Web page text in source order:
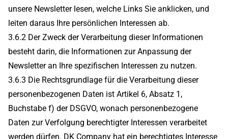
unsere Newsletter lesen, welche Links Sie anklicken, und
leiten daraus Ihre persönlichen Interessen ab.
3.6.2 Der Zweck der Verarbeitung dieser Informationen
besteht darin, die Informationen zur Anpassung der
Newsletter an Ihre spezifischen Interessen zu nutzen.
3.6.3 Die Rechtsgrundlage für die Verarbeitung dieser
personenbezogenen Daten ist Artikel 6, Absatz 1,
Buchstabe f) der DSGVO, wonach personenbezogene
Daten zur Verfolgung berechtigter Interessen verarbeitet
werden dürfen. DK Company hat ein berechtigtes Interesse